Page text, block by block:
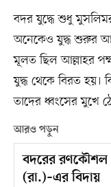
বদর যুদ্ধে শুধু
অনেকেও যুদ্ধ শুরুর
মূলত ছিল আল্লাহর
যুদ্ধ থেকে বিরত হয়।
তাদের ধ্বংসের মুখে
আরও পড়ুন
বদরের
(রা.)–এর বিদায়